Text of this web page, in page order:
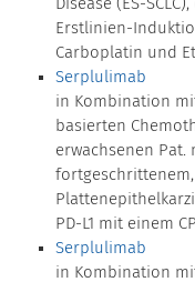
Disease (ES-
Erstlinien-
Carboplatin und
Serplulimab
in Kombination
basierten
erwachsenen
PD-L1 mit einem
Serplulimab
in Kombination